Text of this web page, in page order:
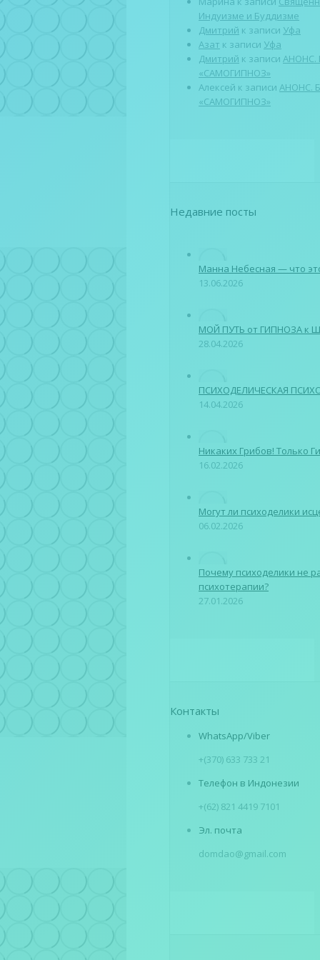
Индуизме и Буддизме
Дмитрий к записи Уфа
Азат к записи Уфа
Дмитрий к записи АНОНС.
«САМОГИПНОЗ»
Алексей к записи АНОНС.
«САМОГИПНОЗ»
Недавние посты
Манна Небесная — что
13.06.2026
МОЙ ПУТЬ от ГИПНОЗА к
28.04.2026
ПСИХОДЕЛИЧЕСКАЯ
14.04.2026
Никаких Грибов! Только
16.02.2026
Могут ли психоделики
06.02.2026
Почему психоделики не
психотерапии?
27.01.2026
Контакты
WhatsApp/Viber
+(370) 633 733 21
Телефон в Индонезии
+(62) 821 4419 7101
Эл. почта
domdao@gmail.com